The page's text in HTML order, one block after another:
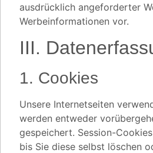
ausdrücklich angeforderter
Werbeinformationen vor.
III.
1. Cookies
Unsere Internetseiten
werden entweder
gespeichert. Session-
bis Sie diese selbst löschen